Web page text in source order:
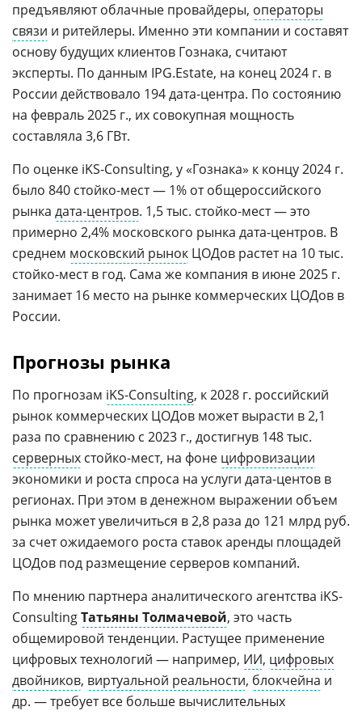
предъявляют облачные провайдеры, операторы
связи и ритейлеры. Именно эти компании и составят
основу будущих клиентов Гознака, считают
эксперты. По данным IPG.Estate, на конец 2024 г. в
России действовало 194 дата-центра. По состоянию
на февраль 2025 г., их совокупная мощность
составляла 3,6 ГВт.
По оценке iKS-Consulting, у «Гознака» к концу 2024 г.
было 840 стойко-мест — 1% от общероссийского
рынка дата-центров. 1,5 тыс. стойко-мест — это
примерно 2,4% московского рынка дата-центров. В
среднем московский рынок ЦОДов растет на 10 тыс.
стойко-мест в год. Сама же компания в июне 2025 г.
занимает 16 место на рынке коммерческих ЦОДов в
России.
Прогнозы рынка
По прогнозам iKS-Consulting, к 2028 г. российский
рынок коммерческих ЦОДов может вырасти в 2,1
раза по сравнению с 2023 г., достигнув 148 тыс.
серверных стойко-мест, на фоне цифровизации
экономики и роста спроса на услуги дата-центов в
регионах. При этом в денежном выражении объем
рынка может увеличиться в 2,8 раза до 121 млрд руб.
за счет ожидаемого роста ставок аренды площадей
ЦОДов под размещение серверов компаний.
По мнению партнера аналитического агентства iKS-
ConsultingТатьяны Толмачевой, это часть
общемировой тенденции. Растущее применение
цифровых технологий — например, ИИ, цифровых
двойников, виртуальной реальности, блокчейна и
др. — требует все больше вычислительных